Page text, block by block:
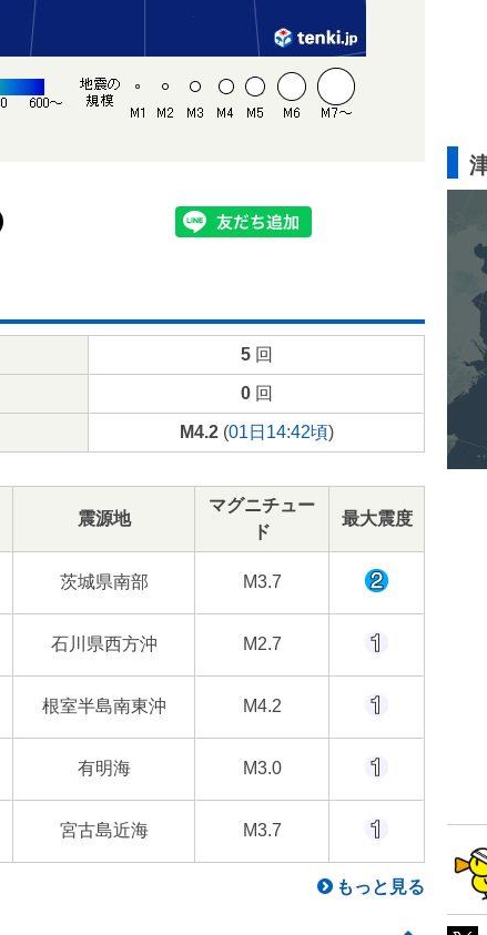
5回
0回
M4.2(01日14:42頃)
震源地
マグニチュー
ド
最大震度
茨城県南部 M3.7
石川県西方沖 M2.7
根室半島南東沖 M4.2
有明海 M3.0
宮古島近海 M3.7
もっと見る